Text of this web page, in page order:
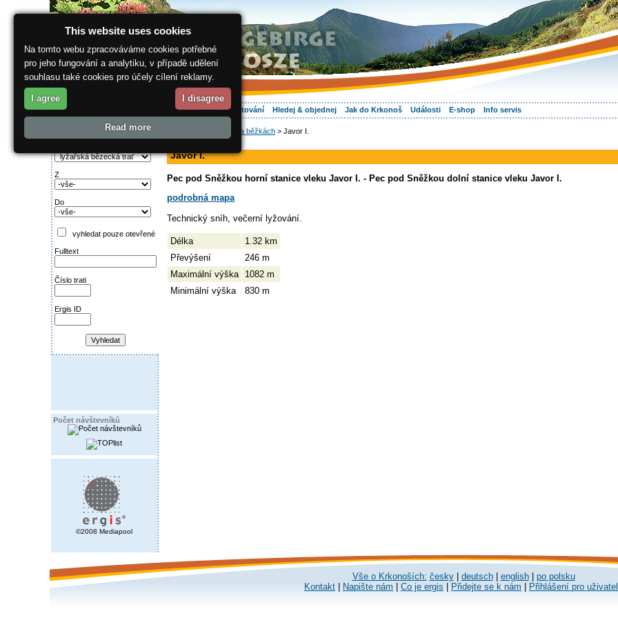
O regionu Vaše dovolená Ubytování Hledej & objednej Jak do Krkonoš Události E-shop Info servis
Najděte si:
Z
Do
vyhledat pouze otevřené
Fulltext
Číslo trati
Ergis ID
Počet návštevníků
©2008 Mediapool
Na běžkách > Javor I.
Javor I.
Pec pod Sněžkou horní stanice vleku Javor I. - Pec pod Sněžkou dolní stanice vleku Javor I.
podrobná mapa
Technický sníh, večerní lyžování.
Délka
1.32 km
Převýšení
246 m
Maximální výška
1082 m
Minimální výška
830 m
Vše o Krkonoších: česky| deutsch| english| po polsku
Kontakt
Napište nám Co je ergis Přidejte se k nám Přihlášení pro
This website uses cookies
Na tomto webu zpracováváme cookies potřebné
pro jeho fungování a analytiku, v případě udělení
souhlasu také cookies pro účely cílení reklamy.
I agree I disagree
Read more